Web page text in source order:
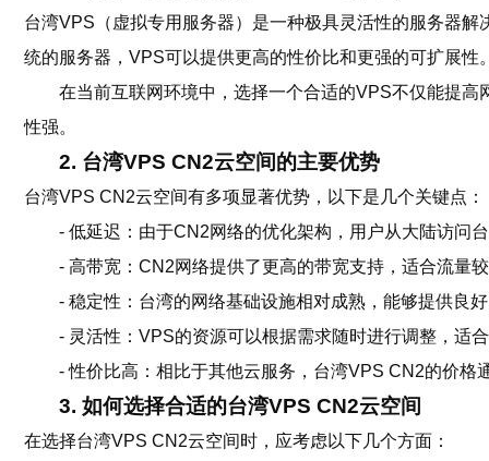
台湾VPS（虚拟专用服务器）是一种极具灵活性的服务器
统的服务器，VPS可以提供更高的性价比和更强的可扩展性
在当前互联网环境中，选择一个合适的VPS不仅能提
性强。
2. 台湾VPS CN2云空间的主要优势
台湾VPS CN2云空间有多项显著优势，以下是几个关键点：
- 低延迟：由于CN2网络的优化架构，用户从大陆访问
- 高带宽：CN2网络提供了更高的带宽支持，适合流量
- 稳定性：台湾的网络基础设施相对成熟，能够提供良
- 灵活性：VPS的资源可以根据需求随时进行调整，适
- 性价比高：相比于其他云服务，台湾VPS CN2的价格
3. 如何选择合适的台湾VPS CN2云空间
在选择台湾VPS CN2云空间时，应考虑以下几个方面：